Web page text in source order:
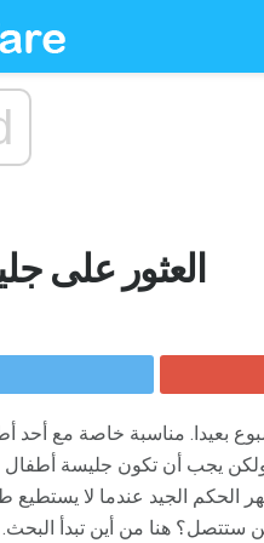
العثور على
بعيدا. مناسبة خاصة مع
يجب أن تكون جليسة أطفال
الحكم الجيد عندما لا
ستتصل؟ هنا من أين تبدأ البحث.